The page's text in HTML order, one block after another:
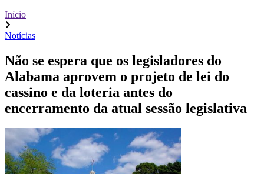
Início
Notícias
Não se espera que os legisladores do
Alabama aprovem o projeto de lei do
cassino e da loteria antes do
encerramento da atual sessão legislativa